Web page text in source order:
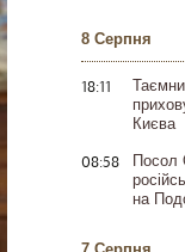
8 Серпня
18:11
Києва
08:58
Посол
на